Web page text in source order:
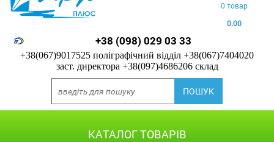
0 товар
0.00
+38 (098) 029 03 33
+38(067)9017525 поліграфічний відділ +38(067)7404020
заст. директора +38(097)4686206 склад
КАТАЛОГ ТОВАРІВ